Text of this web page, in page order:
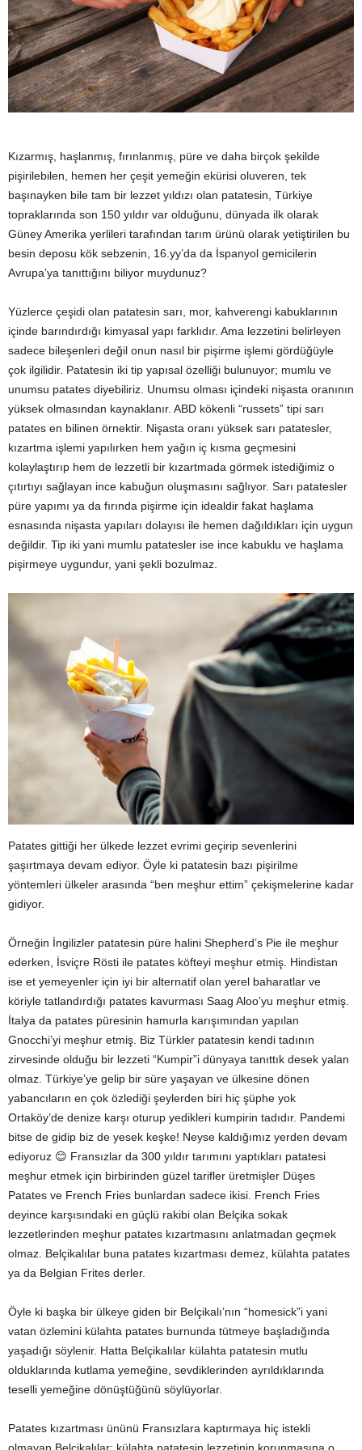
Kızarmış, haşlanmış, fırınlanmış, püre ve daha birçok şekilde
pişirilebilen, hemen her çeşit yemeğin ekürisi oluveren, tek
başınayken bile tam bir lezzet yıldızı olan patatesin, Türkiye
topraklarında son 150 yıldır var olduğunu, dünyada ilk olarak
Güney Amerika yerlileri tarafından tarım ürünü olarak yetiştirilen bu
besin deposu kök sebzenin, 16.yy’da da İspanyol gemicilerin
Avrupa’ya tanıttığını biliyor muydunuz?
Yüzlerce çeşidi olan patatesin sarı, mor, kahverengi kabuklarının
içinde barındırdığı kimyasal yapı farklıdır. Ama lezzetini belirleyen
sadece bileşenleri değil onun nasıl bir pişirme işlemi gördüğüyle
çok ilgilidir. Patatesin iki tip yapısal özelliği bulunuyor; mumlu ve
unumsu patates diyebiliriz. Unumsu olması içindeki nişasta oranının
yüksek olmasından kaynaklanır. ABD kökenli “russets” tipi sarı
patates en bilinen örnektir. Nişasta oranı yüksek sarı patatesler,
kızartma işlemi yapılırken hem yağın iç kısma geçmesini
kolaylaştırıp hem de lezzetli bir kızartmada görmek istediğimiz o
çıtırtıyı sağlayan ince kabuğun oluşmasını sağlıyor. Sarı patatesler
püre yapımı ya da fırında pişirme için idealdir fakat haşlama
esnasında nişasta yapıları dolayısı ile hemen dağıldıkları için uygun
değildir. Tip iki yani mumlu patatesler ise ince kabuklu ve haşlama
pişirmeye uygundur, yani şekli bozulmaz.
Patates gittiği her ülkede lezzet evrimi geçirip sevenlerini
şaşırtmaya devam ediyor. Öyle ki patatesin bazı pişirilme
yöntemleri ülkeler arasında “ben meşhur ettim” çekişmelerine kadar
gidiyor.
Örneğin İngilizler patatesin püre halini Shepherd’s Pie ile meşhur
ederken, İsviçre Rösti ile patates köfteyi meşhur etmiş. Hindistan
ise et yemeyenler için iyi bir alternatif olan yerel baharatlar ve
köriyle tatlandırdığı patates kavurması Saag Aloo’yu meşhur etmiş.
İtalya da patates püresinin hamurla karışımından yapılan
Gnocchi’yi meşhur etmiş. Biz Türkler patatesin kendi tadının
zirvesinde olduğu bir lezzeti “Kumpir”i dünyaya tanıttık desek yalan
olmaz. Türkiye’ye gelip bir süre yaşayan ve ülkesine dönen
yabancıların en çok özlediği şeylerden biri hiç şüphe yok
Ortaköy’de denize karşı oturup yedikleri kumpirin tadıdır. Pandemi
bitse de gidip biz de yesek keşke! Neyse kaldığımız yerden devam
ediyoruz 😊 Fransızlar da 300 yıldır tarımını yaptıkları patatesi
meşhur etmek için birbirinden güzel tarifler üretmişler Düşes
Patates ve French Fries bunlardan sadece ikisi. French Fries
deyince karşısındaki en güçlü rakibi olan Belçika sokak
lezzetlerinden meşhur patates kızartmasını anlatmadan geçmek
olmaz. Belçikalılar buna patates kızartması demez, külahta patates
ya da Belgian Frites derler.
Öyle ki başka bir ülkeye giden bir Belçikalı’nın “homesick”i yani
vatan özlemini külahta patates burnunda tütmeye başladığında
yaşadığı söylenir. Hatta Belçikalılar külahta patatesin mutlu
olduklarında kutlama yemeğine, sevdiklerinden ayrıldıklarında
teselli yemeğine dönüştüğünü söylüyorlar.
Patates kızartması ününü Fransızlara kaptırmaya hiç istekli
olmayan Belçikalılar; külahta patatesin lezzetinin korunmasına o